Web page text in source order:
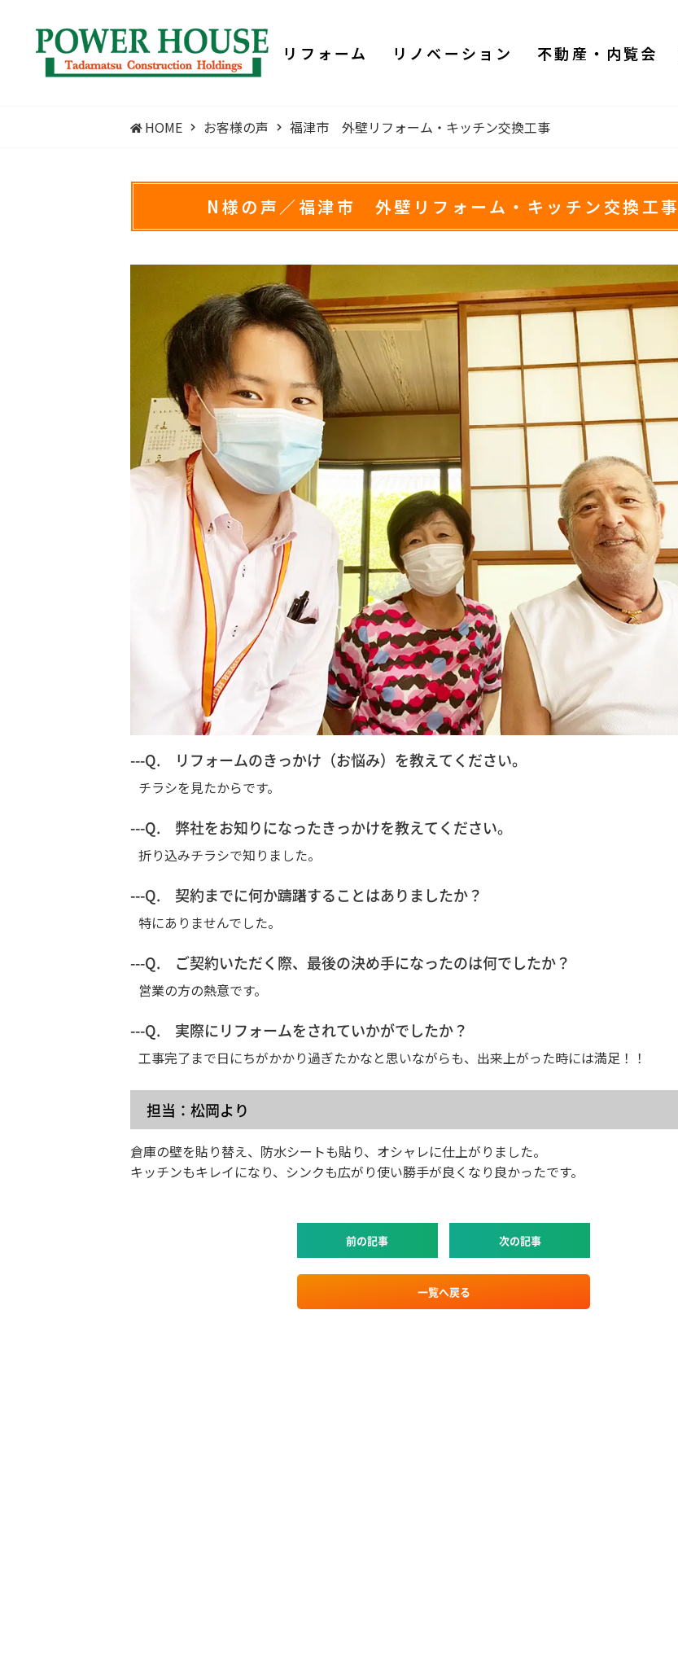
リフォーム リノベーション 不動産・内覧会
HOME お客様の声 福津市 外壁リフォーム・キッチン交換工事
N様の声／福津市 外壁リフォーム・キッチン交換工事
---Q. リフォームのきっかけ（お悩み）を教えてください。
チラシを見たからです。
---Q. 弊社をお知りになったきっかけを教えてください。
折り込みチラシで知りました。
---Q. 契約までに何か躊躇することはありましたか？
特にありませんでした。
---Q. ご契約いただく際、最後の決め手になったのは何でしたか？
営業の方の熱意です。
---Q. 実際にリフォームをされていかがでしたか？
工事完了まで日にちがかかり過ぎたかなと思いながらも、出来上がった時には満足！！
担当：松岡より
倉庫の壁を貼り替え、防水シートも貼り、オシャレに仕上がりました。
キッチンもキレイになり、シンクも広がり使い勝手が良くなり良かったです。
前の記事 次の記事
一覧へ戻る